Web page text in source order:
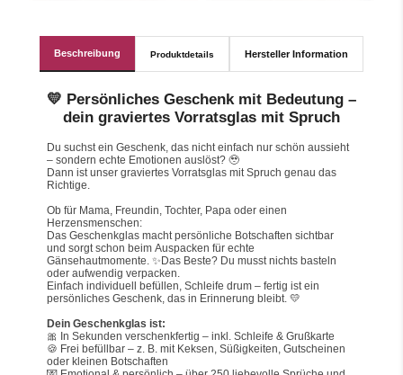
Beschreibung Produktdetails Hersteller Information
💛 Persönliches Geschenk mit Bedeutung –
dein graviertes Vorratsglas mit Spruch
Du suchst ein Geschenk, das nicht einfach nur schön aussieht
– sondern echte Emotionen auslöst? 🥹
Dann ist unser graviertes Vorratsglas mit Spruch genau das
Richtige.
Ob für Mama, Freundin, Tochter, Papa oder einen
Herzensmenschen:
Das Geschenkglas macht persönliche Botschaften sichtbar
und sorgt schon beim Auspacken für echte
Gänsehautmomente. ✨Das Beste? Du musst nichts basteln
oder aufwendig verpacken.
Einfach individuell befüllen, Schleife drum – fertig ist ein
persönliches Geschenk, das in Erinnerung bleibt. 💛
Dein Geschenkglas ist:
🎀 In Sekunden verschenkfertig – inkl. Schleife & Grußkarte
🍪 Frei befüllbar – z. B. mit Keksen, Süßigkeiten, Gutscheinen
oder kleinen Botschaften